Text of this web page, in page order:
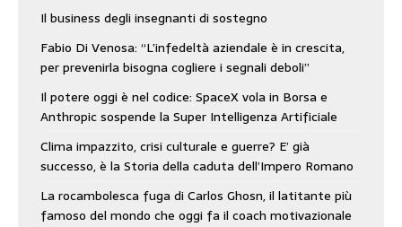
Il business degli insegnanti di sostegno
Fabio Di Venosa: “L’infedeltà aziendale è in crescita,
per prevenirla bisogna cogliere i segnali deboli”
Il potere oggi è nel codice: SpaceX vola in Borsa e
Anthropic sospende la Super Intelligenza Artificiale
Clima impazzito, crisi culturale e guerre? E’ già
successo, è la Storia della caduta dell’Impero Romano
La rocambolesca fuga di Carlos Ghosn, il latitante più
famoso del mondo che oggi fa il coach motivazionale